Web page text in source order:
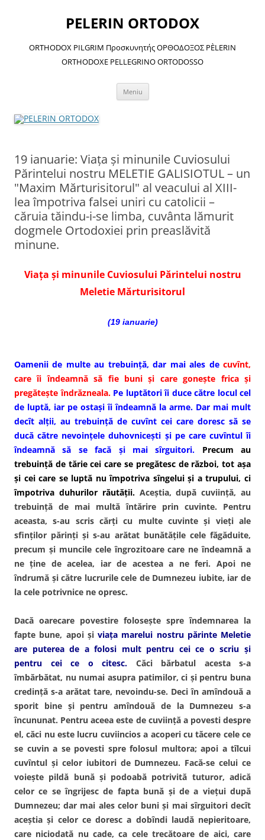
PELERIN ORTODOX
ORTHODOX PILGRIM Προσκυνητής ΟΡΘΟΔΟΞΟΣ PÈLERIN
ORTHODOXE PELLEGRINO ORTODOSSO
Meniu
19 ianuarie: Viaţa şi minunile Cuviosului
Părintelui nostru MELETIE GALISIOTUL – un
"Maxim Mărturisitorul" al veacului al XIII-
lea împotriva falsei uniri cu catolicii –
căruia tăindu-i-se limba, cuvânta lămurit
dogmele Ortodoxiei prin preaslăvită
minune.
Viaţa şi minunile Cuviosului Părintelui nostru
Meletie Mărturisitorul
(19 ianuarie)
Oamenii de multe au trebuinţă, dar mai ales de cuvînt,
care îi îndeamnă să fie buni şi care goneşte frica şi
pregăteşte îndrăzneala.Pe luptători îi duce către locul cel
de luptă, iar pe ostaşi îi îndeamnă la arme. Dar mai mult
decît alţii, au trebuinţă de cuvînt cei care doresc să se
ducă către nevoinţele duhovniceşti şi pe care cuvîntul îi
îndeamnă să se facă şi mai sîrguitori. Precum au
trebuinţă de tărie cei care se pregătesc de război, tot aşa
şi cei care se luptă nu împotriva sîngelui şi a trupului, ci
împotriva duhurilor răutăţii.Aceştia, după cuviinţă, au
trebuinţă de mai multă întărire prin cuvinte. Pentru
aceasta, s-au scris cărţi cu multe cuvinte şi vieţi ale
sfinţilor părinţi şi s-au arătat bunătăţile cele făgăduite,
precum şi muncile cele îngrozitoare care ne îndeamnă a
ne ţine de acelea, iar de acestea a ne feri. Apoi ne
îndrumă şi către lucrurile cele de Dumnezeu iubite, iar de
la cele potrivnice ne opresc.
Dacă oarecare povestire foloseşte spre îndemnarea la
fapte bune, apoi şi viaţa marelui nostru părinte Meletie
are puterea de a folosi mult pentru cei ce o scriu şi
pentru cei ce o citesc. Căci bărbatul acesta s-a
îmbărbătat, nu numai asupra patimilor, ci şi pentru buna
credinţă s-a arătat tare, nevoindu-se. Deci în amîndouă a
sporit bine şi pentru amîndouă de la Dumnezeu s-a
încununat. Pentru aceea este de cuviinţă a povesti despre
el, căci nu este lucru cuviincios a acoperi cu tăcere cele ce
se cuvin a se povesti spre folosul multora; apoi a tîlcui
cuvîntul şi celor iubitori de Dumnezeu. Facă-se celui ce
voieşte pildă bună şi podoabă potrivită tuturor, adică
celor ce se îngrijesc de fapta bună şi de a vieţui după
Dumnezeu; dar mai ales celor buni şi mai sîrguitori decît
aceştia şi celor ce doresc a dobîndi laudă nepieritoare,
care niciodată nu cade, ca cele trecătoare de aici, care